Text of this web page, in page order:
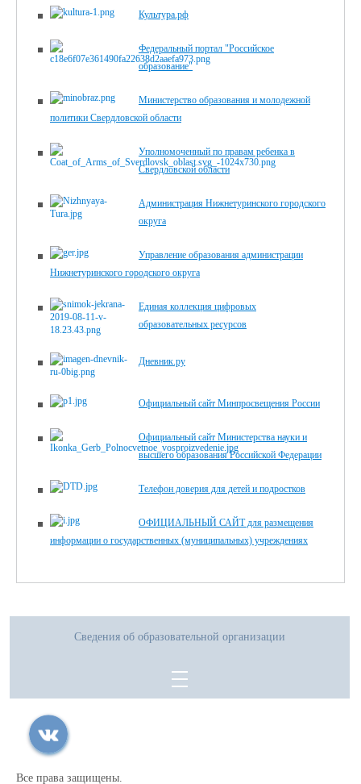
Культура.рф
Федеральный портал "Российское
образование"
Министерство образования и молодежной
политики Свердловской области
Уполномоченный по правам ребенка в
Свердловской области
Администрация Нижнетуринского городского
округа
Управление образования администрации
Нижнетуринского городского округа
Единая коллекция цифровых
образовательных ресурсов
Дневник.ру
Официальный сайт Минпросвещения России
Официальный сайт Министерства науки и
высшего образования Российской Федерации
Телефон доверия для детей и подростков
ОФИЦИАЛЬНЫЙ САЙТ для размещения
информации о государственных (муниципальных) учреждениях
Сведения об образовательной организации
Все права защищены.